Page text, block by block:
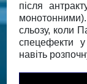
після
сльозу, коли
спецефекти
навіть